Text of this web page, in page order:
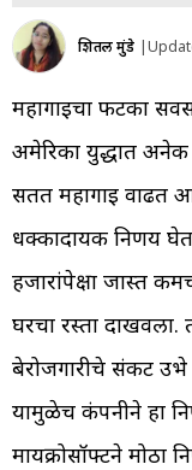
शितल मुंडे |
महागाईचा फटका
अमेरिका युद्धात अनेक
सतत महागाई वाढत
धक्कादायक निर्णय
हजारांपेक्षा जास्त
घरचा रस्ता दाखवला.
बेरोजगारीचे संकट
यामुळेच कंपनीने हा
मायक्रोसॉफ्टने मोठा